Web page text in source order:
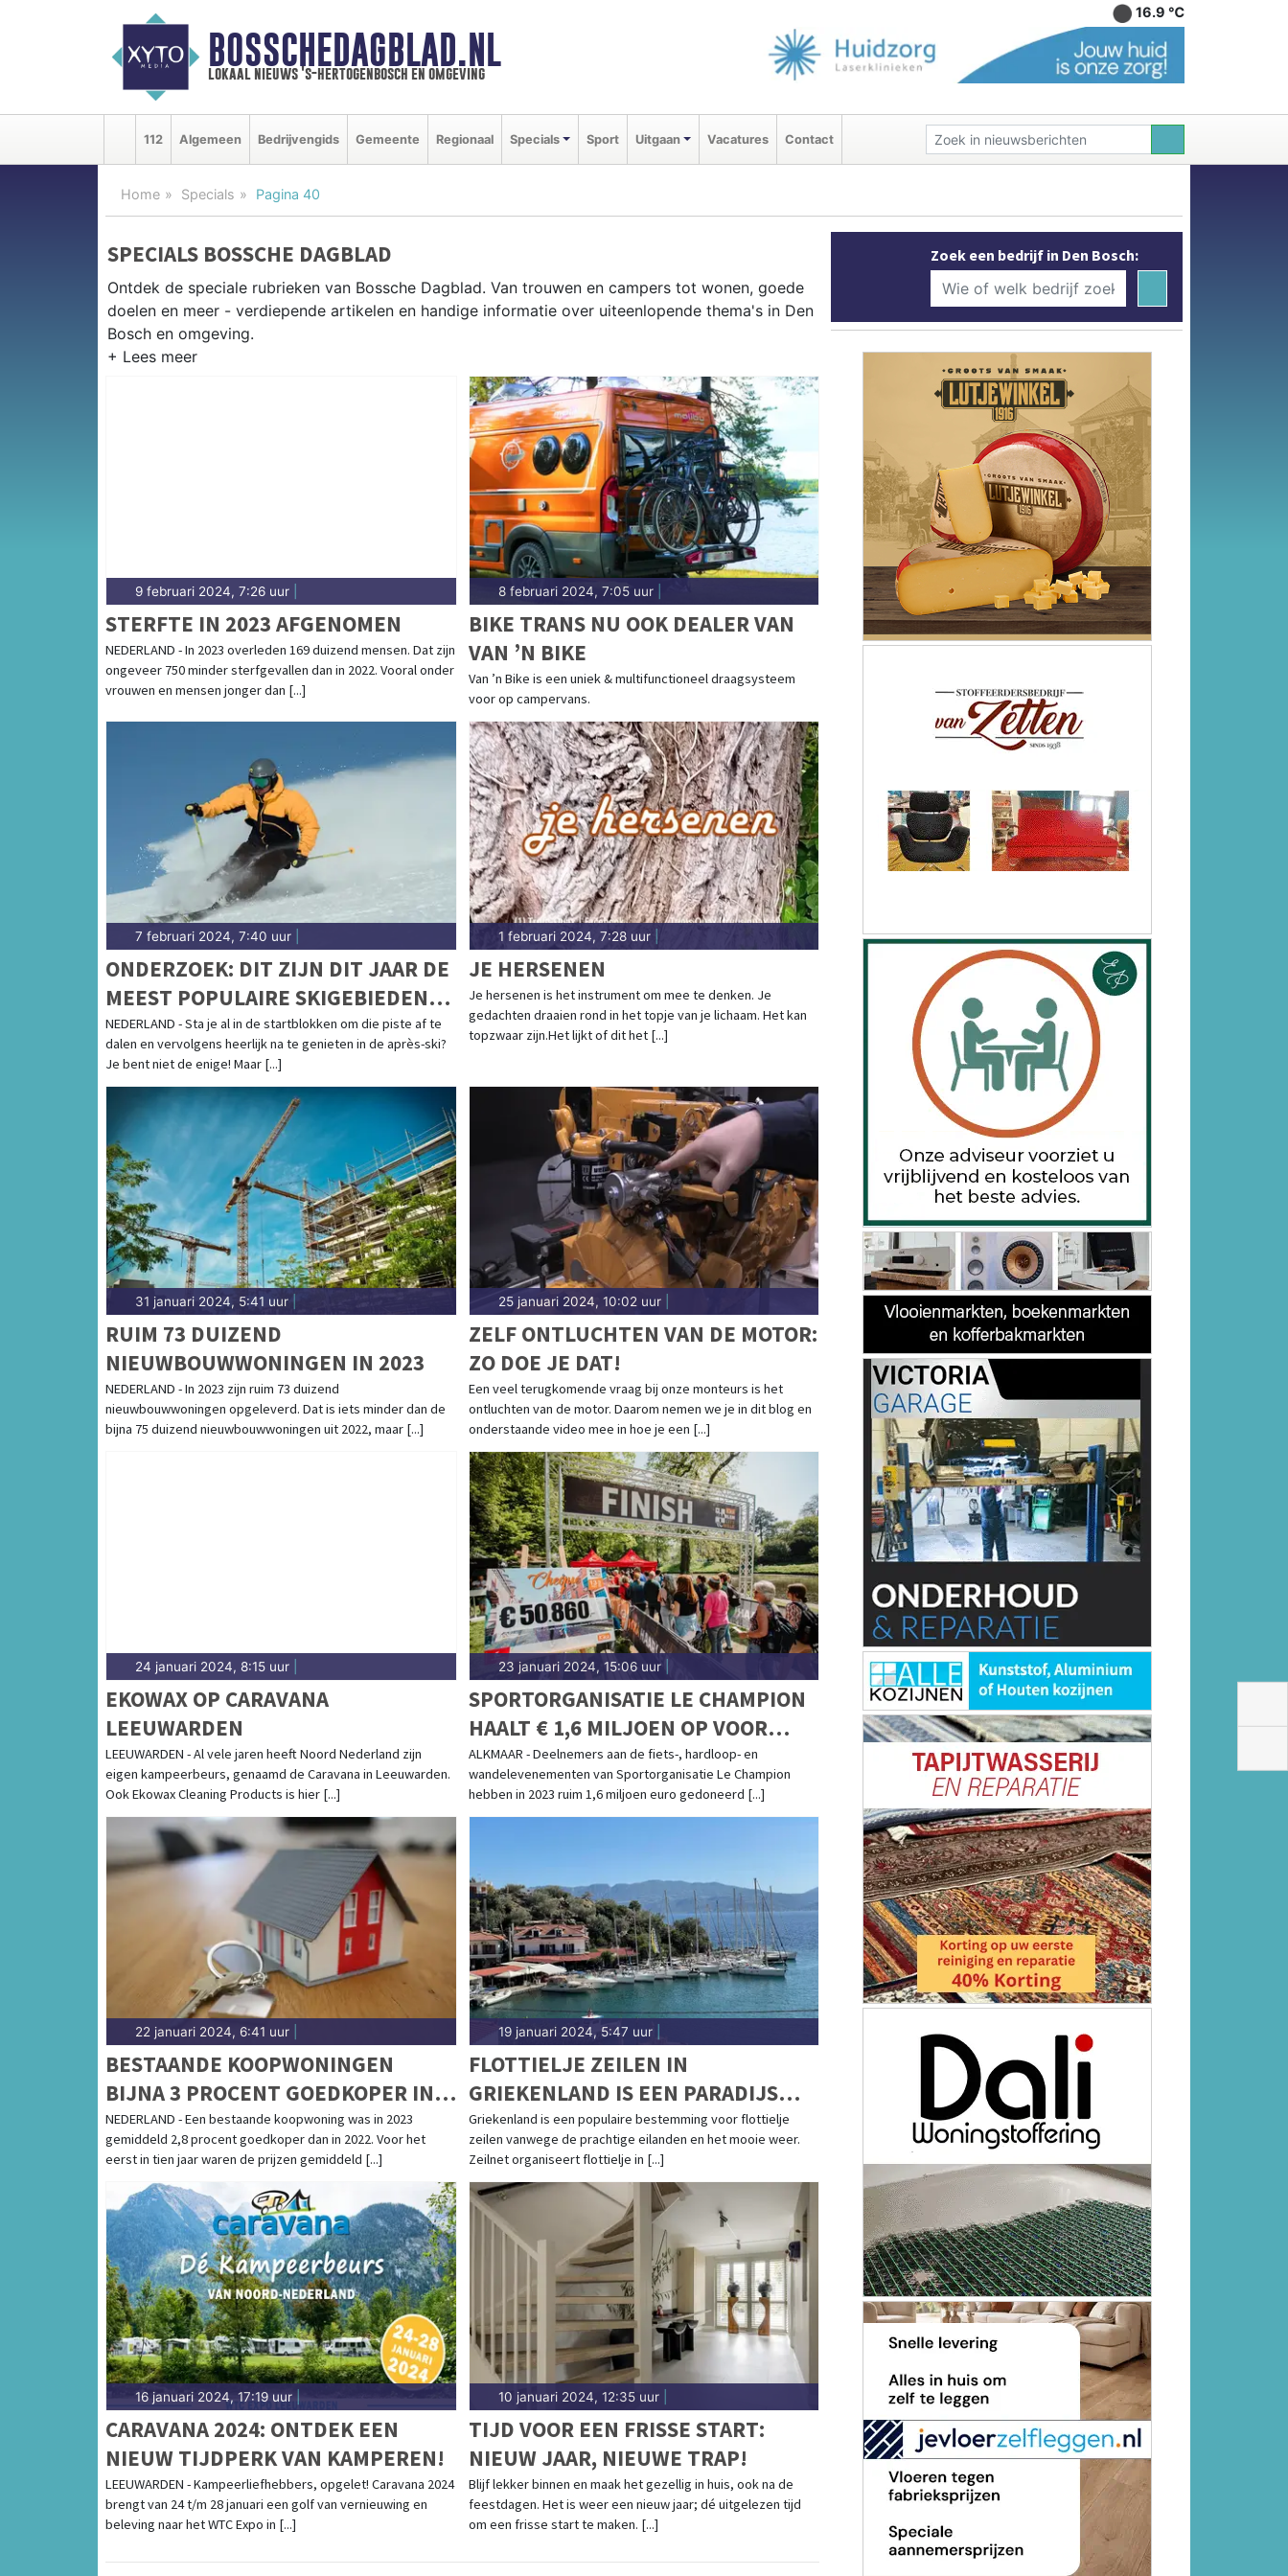
BOSSCHEDAGBLAD.NL
lokaal nieuws 's-hertogenbosch en omgeving
16.9 ℃
112 Algemeen Bedrijvengids Gemeente Regionaal Specials Sport Uitgaan Vacatures Contact
Home Specials Pagina 40
SPECIALS BOSSCHE DAGBLAD
Ontdek de speciale rubrieken van Bossche Dagblad. Van trouwen en campers tot wonen, goede
doelen en meer - verdiepende artikelen en handige informatie over uiteenlopende thema's in Den
Bosch en omgeving.
9 februari 2024, 7:26 uur
STERFTE IN 2023 AFGENOMEN
NEDERLAND - In 2023 overleden 169 duizend mensen. Dat zijn
ongeveer 750 minder sterfgevallen dan in 2022. Vooral onder
vrouwen en mensen jonger dan [...]
8 februari 2024, 7:05 uur|
BIKE TRANS NU OOK DEALER VAN
VAN ’N BIKE
Van ’n Bike is een uniek & multifunctioneel draagsysteem
voor op campervans.
7 februari 2024, 7:40 uur
ONDERZOEK: DIT ZIJN DIT JAAR DE
MEEST POPULAIRE SKIGEBIEDEN
BIJ NEDERLANDERS
NEDERLAND - Sta je al in de startblokken om die piste af te
dalen en vervolgens heerlijk na te genieten in de après-ski?
Je bent niet de enige! Maar [...]
1 februari 2024, 7:28 uur|
JE HERSENEN
Je hersenen is het instrument om mee te denken. Je
gedachten draaien rond in het topje van je lichaam. Het kan
topzwaar zijn.Het lijkt of dit het [...]
31 januari 2024, 5:41 uur
RUIM 73 DUIZEND
NIEUWBOUWWONINGEN IN 2023
NEDERLAND - In 2023 zijn ruim 73 duizend
nieuwbouwwoningen opgeleverd. Dat is iets minder dan de
bijna 75 duizend nieuwbouwwoningen uit 2022, maar [...]
25 januari 2024, 10:02 uur|
ZELF ONTLUCHTEN VAN DE MOTOR:
ZO DOE JE DAT!
Een veel terugkomende vraag bij onze monteurs is het
ontluchten van de motor. Daarom nemen we je in dit blog en
onderstaande video mee in hoe je een [...]
24 januari 2024, 8:15 uur
EKOWAX OP CARAVANA
LEEUWARDEN
LEEUWARDEN - Al vele jaren heeft Noord Nederland zijn
eigen kampeerbeurs, genaamd de Caravana in Leeuwarden.
Ook Ekowax Cleaning Products is hier [...]
23 januari 2024, 15:06 uur|
SPORTORGANISATIE LE CHAMPION
HAALT € 1,6 MILJOEN OP VOOR
GOEDE DOELEN
ALKMAAR - Deelnemers aan de fiets-, hardloop- en
wandelevenementen van Sportorganisatie Le Champion
hebben in 2023 ruim 1,6 miljoen euro gedoneerd [...]
22 januari 2024, 6:41 uur
BESTAANDE KOOPWONINGEN
BIJNA 3 PROCENT GOEDKOPER IN
2023
NEDERLAND - Een bestaande koopwoning was in 2023
gemiddeld 2,8 procent goedkoper dan in 2022. Voor het
eerst in tien jaar waren de prijzen gemiddeld [...]
19 januari 2024, 5:47 uur|
FLOTTIELJE ZEILEN IN
GRIEKENLAND IS EEN PARADIJS
VOOR ZEILERS
Griekenland is een populaire bestemming voor flottielje
zeilen vanwege de prachtige eilanden en het mooie weer.
Zeilnet organiseert flottielje in [...]
16 januari 2024, 17:19 uur
CARAVANA 2024: ONTDEK EEN
NIEUW TIJDPERK VAN KAMPEREN!
LEEUWARDEN - Kampeerliefhebbers, opgelet! Caravana 2024
brengt van 24 t/m 28 januari een golf van vernieuwing en
beleving naar het WTC Expo in [...]
10 januari 2024, 12:35 uur|
TIJD VOOR EEN FRISSE START:
NIEUW JAAR, NIEUWE TRAP!
Blijf lekker binnen en maak het gezellig in huis, ook na de
feestdagen. Het is weer een nieuw jaar; dé uitgelezen tijd
om een frisse start te maken. [...]
Zoek een bedrijf in Den Bosch: